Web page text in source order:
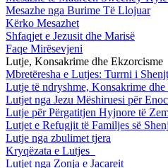
Mesazhe nga Burime Të Llojuar
Kërko Mesazhet
Shfaqjet e Jezusit dhe Marisë
Faqe Mirësevjeni
Lutje, Konsakrime dhe Ekzorcisme
Mbretëresha e Lutjes: Turrni i
Lutje të ndryshme, Konsakrime
Lutjet nga Jezu Mëshiruesi për Enoc
Lutje për Përgatitjen Hyjnore të
Lutjet e Refugjit të Familjes së
Lutje nga zbulimet tjera
Kryqëzata e Lutjes
Lutjet nga Zonja e Jacareit